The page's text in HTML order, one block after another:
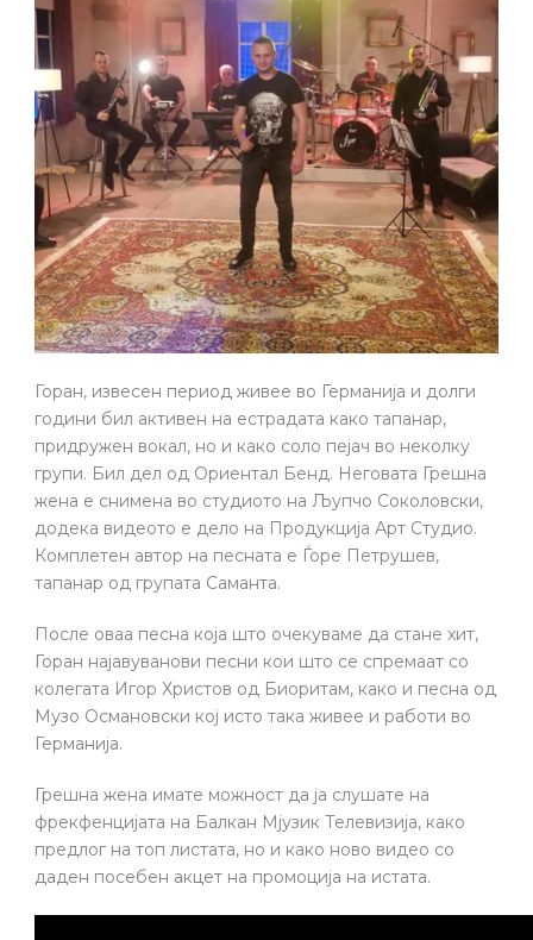
Горан, извесен период живее во Германија и долги
години бил активен на естрадата како тапанар,
придружен вокал, но и како соло пејач во неколку
групи. Бил дел од Ориентал Бенд. Неговата Грешна
жена е снимена во студиото на Љупчо Соколовски,
додека видеото е дело на Продукција Арт Студио.
Комплетен автор на песната е Ѓоре Петрушев,
тапанар од групата Саманта.
После оваа песна која што очекуваме да стане хит,
Горан најавуванови песни кои што се спремаат со
колегата Игор Христов од Биоритам, како и песна од
Музо Османовски кој исто така живее и работи во
Германија.
Грешна жена имате можност да ја слушате на
фрекфенцијата на Балкан Мјузик Телевизија, како
предлог на топ листата, но и како ново видео со
даден посебен акцет на промоција на истата.